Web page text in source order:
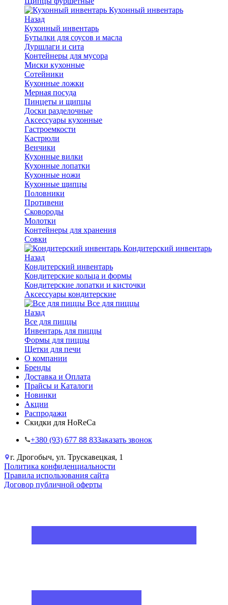
Кухонный инвентарь
Назад
Кухонный инвентарь
Бутылки для соусов и масла
Дуршлаги и сита
Контейнеры для мусора
Миски кухонные
Сотейники
Кухонные ложки
Мерная посуда
Пинцеты и щипцы
Доски разделочные
Аксессуары кухонные
Гастроемкости
Кастрюли
Венчики
Кухонные вилки
Кухонные лопатки
Кухонные ножи
Кухонные щипцы
Половники
Противени
Сковороды
Молотки
Контейнеры для хранения
Совки
Кондитерский инвентарь
Назад
Кондитерский инвентарь
Кондитерские кольца и формы
Кондитерские лопатки и кисточки
Аксессуары кондитерские
Все для пиццы
Назад
Все для пиццы
Инвентарь для пиццы
Формы для пиццы
Щетки для печи
О компании
Бренды
Доставка и Оплата
Прайсы и Каталоги
Новинки
Акции
Распродажи
Скидки для HoReCa
+38‎0 (93) 677 88 83Заказать звонок
г. Дрогобыч, ул. Трускавецкая, 1
Политика конфиденциальности
Правила использования сайта
Договор публичной оферты